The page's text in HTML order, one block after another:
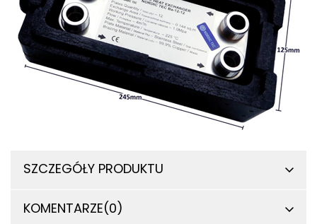
SZCZEGÓŁY PRODUKTU
KOMENTARZE(0)